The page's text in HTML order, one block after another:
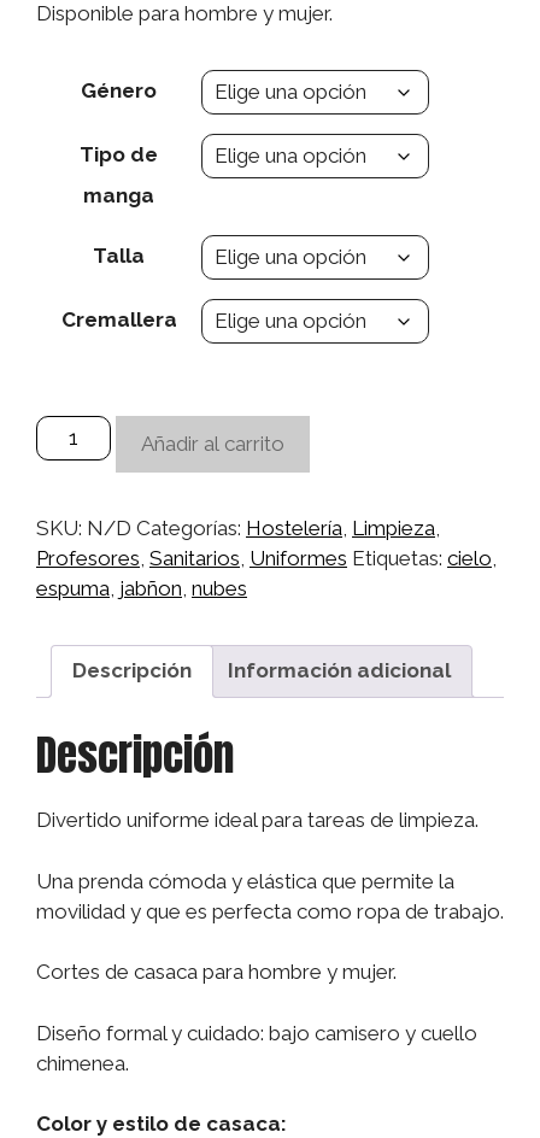
Disponible para hombre y mujer.
Género
Tipo de
manga
Talla
Cremallera
Casaca
Cielo
Añadir al carrito
SKU: N/D Categorías: Hostelería Limpieza
Profesores Sanitarios Uniformes Etiquetas: cielo
espuma jabñon nubes
Descripción Información adicional
Descripción
Divertido uniforme ideal para tareas de limpieza.
Una prenda cómoda y elástica que permite la
movilidad y que es perfecta como ropa de trabajo.
Cortes de casaca para hombre y mujer.
Diseño formal y cuidado: bajo camisero y cuello
chimenea.
Color y estilo de casaca: